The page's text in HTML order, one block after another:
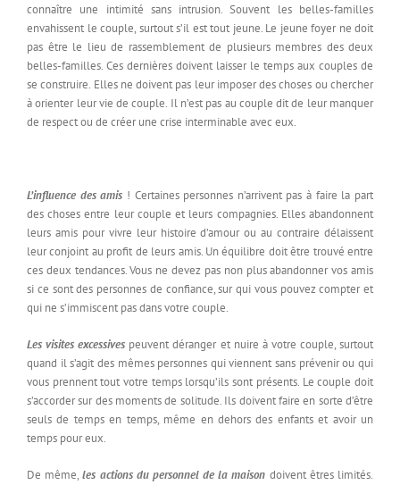
connaître une intimité sans intrusion. Souvent les belles-familles
envahissent le couple, surtout s’il est tout jeune. Le jeune foyer ne doit
pas être le lieu de rassemblement de plusieurs membres des deux
belles-familles. Ces dernières doivent laisser le temps aux couples de
se construire. Elles ne doivent pas leur imposer des choses ou chercher
à orienter leur vie de couple. Il n’est pas au couple dit de leur manquer
de respect ou de créer une crise interminable avec eux.
L’influence des amis ! Certaines personnes n’arrivent pas à faire la part
des choses entre leur couple et leurs compagnies. Elles abandonnent
leurs amis pour vivre leur histoire d’amour ou au contraire délaissent
leur conjoint au profit de leurs amis. Un équilibre doit être trouvé entre
ces deux tendances. Vous ne devez pas non plus abandonner vos amis
si ce sont des personnes de confiance, sur qui vous pouvez compter et
qui ne s’immiscent pas dans votre couple.
Les visites excessives peuvent déranger et nuire à votre couple, surtout
quand il s’agit des mêmes personnes qui viennent sans prévenir ou qui
vous prennent tout votre temps lorsqu’ils sont présents. Le couple doit
s’accorder sur des moments de solitude. Ils doivent faire en sorte d’être
seuls de temps en temps, même en dehors des enfants et avoir un
temps pour eux.
De même,les actions du personnel de la maison doivent êtres limités.